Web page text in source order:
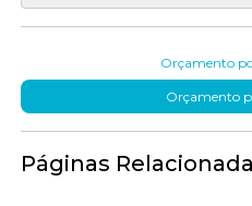
Orçamento
Orçamento
Páginas